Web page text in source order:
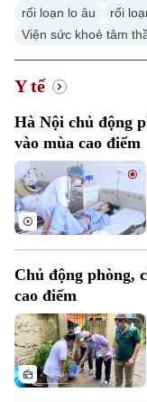
rối loạn lo âu
rối
Viện sức khoẻ tâm
Y tế
Hà Nội chủ động
vào mùa cao điểm
Chủ động phòng,
cao điểm